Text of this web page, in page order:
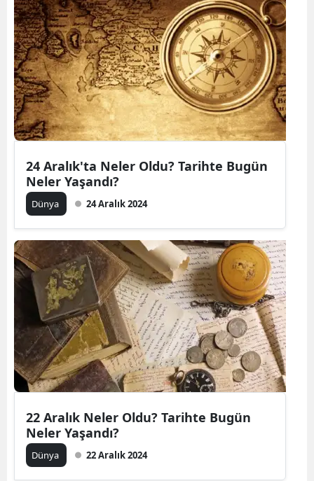
24 Aralık'ta Neler Oldu? Tarihte Bugün
Neler Yaşandı?
Dünya 24 Aralık 2024
22 Aralık Neler Oldu? Tarihte Bugün
Neler Yaşandı?
Dünya 22 Aralık 2024